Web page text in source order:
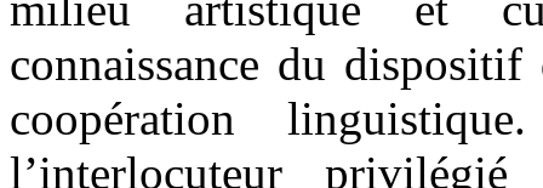
connaissance du
coopération
l’interlocuteur